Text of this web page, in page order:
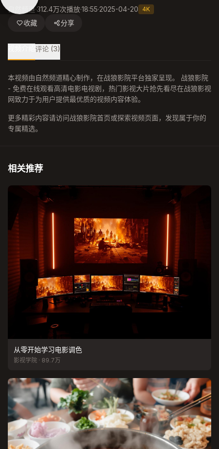
自然频道·312.4万次播放·18:55·2025-04-20 4K
收藏 分享
评论 (3)
本视频由自然频道精心制作，在战狼影院平台独家呈现。 战狼影院
- 免费在线观看高清电影电视剧，热门影视大片抢先看尽在战狼影视
网致力于为用户提供最优质的视频内容体验。
更多精彩内容请访问战狼影院首页或探索视频页面，发现属于你的
专属精选。
相关推荐
从零开始学习电影调色
影视学院 · 89.7万